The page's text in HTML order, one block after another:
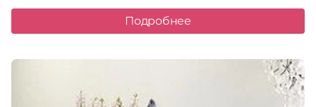
Подробнее